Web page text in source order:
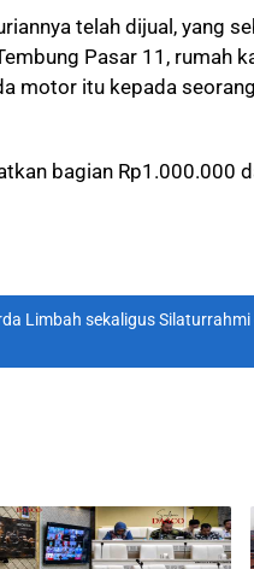
telah dijual, yang
Pasar 11, rumah
motor itu kepada
bagian Rp1.000.000
Limbah sekaligus